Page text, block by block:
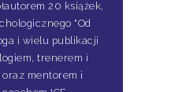
20 książek,
"Od
i wielu publikacji
trenerem i
mentorem i